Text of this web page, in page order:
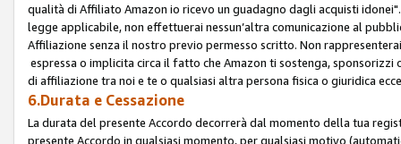
qualità di Affiliato Amazon io ricevo un guadagno dagli acquisti
legge applicabile, non effettuerai nessun’altra comunicazione al
Affiliazione senza il nostro previo permesso scritto. Non
espressa o implicita circa il fatto che Amazon ti sostenga,
di affiliazione tra noi e te o qualsiasi altra persona fisica o giuridica
6.Durata e Cessazione
La durata del presente Accordo decorrerà dal momento della tua
presente Accordo in qualsiasi momento, per qualsiasi motivo